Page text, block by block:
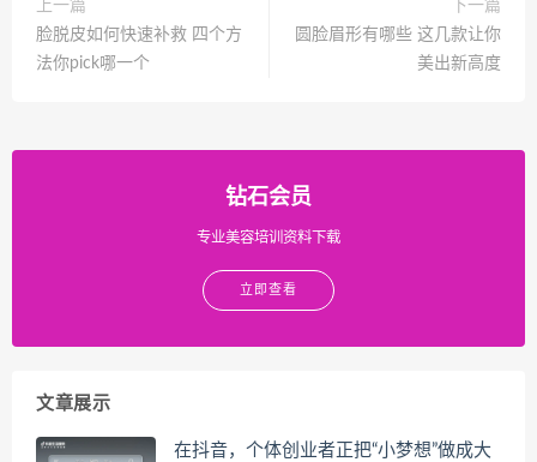
上一篇
脸脱皮如何快速补救 四个方
法你pick哪一个
下一篇
圆脸眉形有哪些 这几款让你
美出新高度
钻石会员
专业美容培训资料下载
立即查看
文章展示
在抖音，个体创业者正把“小梦想”做成大